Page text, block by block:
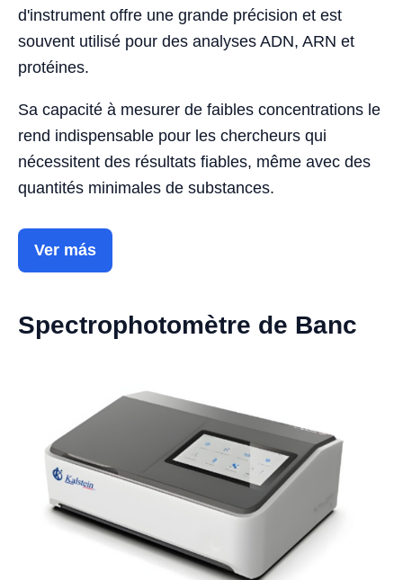
d'instrument offre une grande précision et est
souvent utilisé pour des analyses ADN, ARN et
protéines.
Sa capacité à mesurer de faibles concentrations le
rend indispensable pour les chercheurs qui
nécessitent des résultats fiables, même avec des
quantités minimales de substances.
Ver más
Spectrophotomètre de Banc